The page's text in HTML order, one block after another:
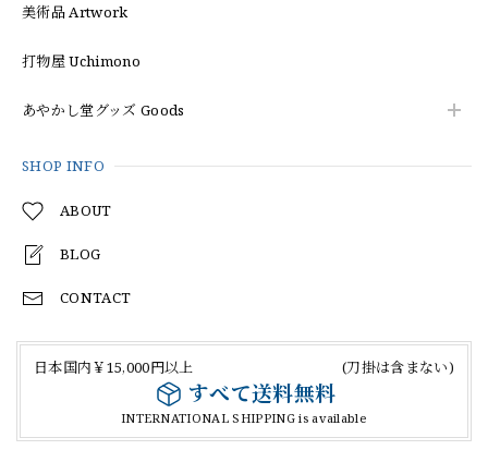
美術品 Artwork
打物屋 Uchimono
あやかし堂グッズ Goods
SHOP INFO
ABOUT
BLOG
CONTACT
日本国内￥15,000円以上 (刀掛は含まない)
すべて送料無料
INTERNATIONAL SHIPPING is available